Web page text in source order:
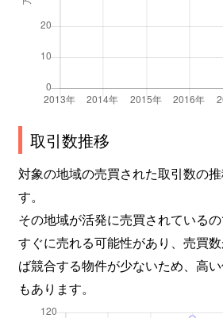
取引数推移
対象の地域の売買された取引数の
す。
その地域が活発に売買されている
すぐに売れる可能性があり、売買
ば競合する物件が少ないため、高
もあります。